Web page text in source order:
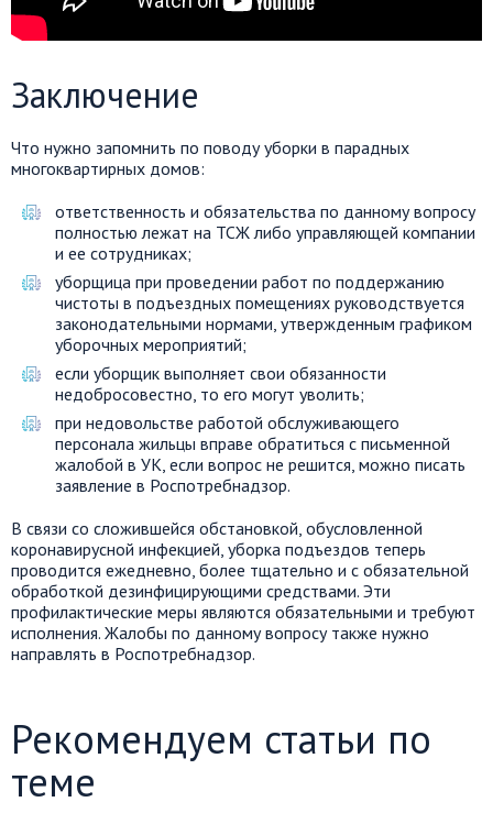
Заключение
Что нужно запомнить по поводу уборки в парадных
многоквартирных домов:
ответственность и обязательства по данному вопросу
полностью лежат на ТСЖ либо управляющей компании
и ее сотрудниках;
уборщица при проведении работ по поддержанию
чистоты в подъездных помещениях руководствуется
законодательными нормами, утвержденным графиком
уборочных мероприятий;
если уборщик выполняет свои обязанности
недобросовестно, то его могут уволить;
при недовольстве работой обслуживающего
персонала жильцы вправе обратиться с письменной
жалобой в УК, если вопрос не решится, можно писать
заявление в Роспотребнадзор.
В связи со сложившейся обстановкой, обусловленной
коронавирусной инфекцией, уборка подъездов теперь
проводится ежедневно, более тщательно и с обязательной
обработкой дезинфицирующими средствами. Эти
профилактические меры являются обязательными и требуют
исполнения. Жалобы по данному вопросу также нужно
направлять в Роспотребнадзор.
Рекомендуем статьи по
теме